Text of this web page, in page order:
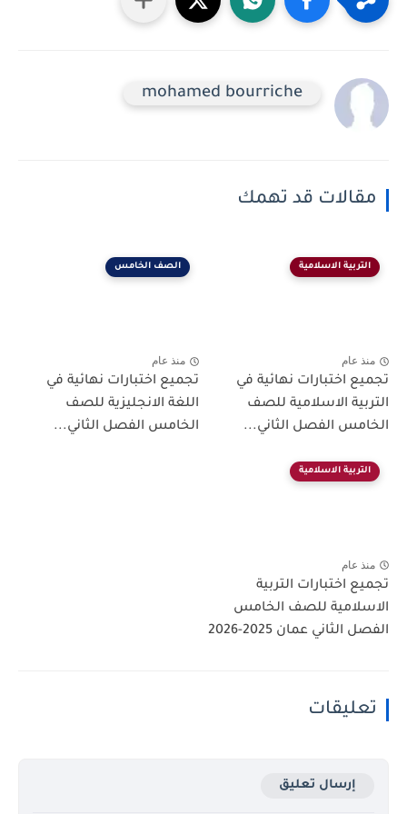
mohamed bourriche
مقالات قد تهمك
التربية الاسلامية
منذ عام
تجميع اختبارات نهائية في
التربية الاسلامية للصف
الخامس الفصل الثاني...
الصف الخامس
منذ عام
تجميع اختبارات نهائية في
اللغة الانجليزية للصف
الخامس الفصل الثاني...
التربية الاسلامية
منذ عام
تجميع اختبارات التربية
الاسلامية للصف الخامس
الفصل الثاني عمان 2025-2026
تعليقات
إرسال تعليق